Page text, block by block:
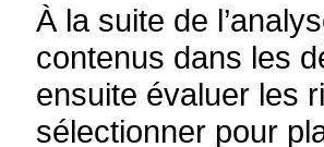
À la suite de
contenus dans les
ensuite évaluer les
sélectionner pour